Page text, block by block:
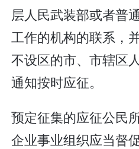
层人民武装部或者普
工作的机构的联系，
不设区的市、市辖区
通知按时应征。
预定征集的应征公民
企业事业组织应当督